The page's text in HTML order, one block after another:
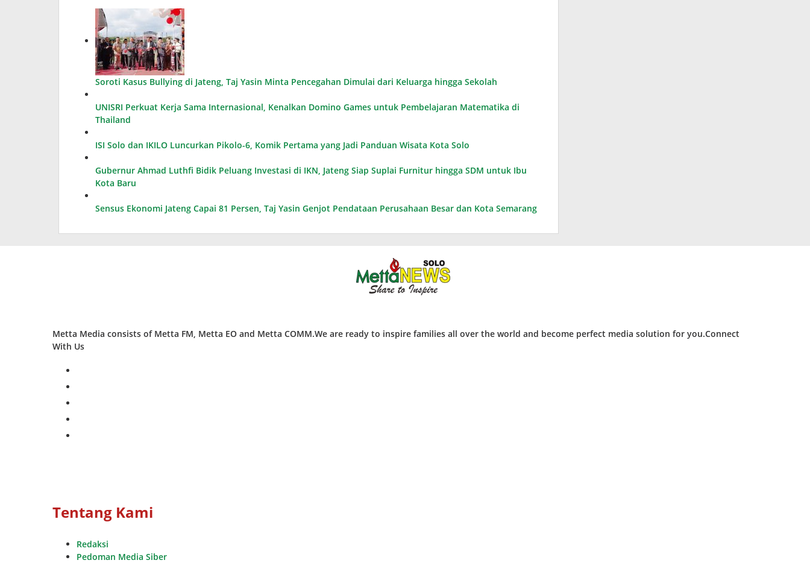
Soroti Kasus Bullying di Jateng, Taj Yasin Minta Pencegahan Dimulai dari Keluarga hingga Sekolah
UNISRI Perkuat Kerja Sama Internasional, Kenalkan Domino Games untuk Pembelajaran Matematika di
Thailand
ISI Solo dan IKILO Luncurkan Pikolo-6, Komik Pertama yang Jadi Panduan Wisata Kota Solo
Gubernur Ahmad Luthfi Bidik Peluang Investasi di IKN, Jateng Siap Suplai Furnitur hingga SDM untuk Ibu
Kota Baru
Sensus Ekonomi Jateng Capai 81 Persen, Taj Yasin Genjot Pendataan Perusahaan Besar dan Kota Semarang
Metta Media consists of Metta FM, Metta EO and Metta COMM.We are ready to inspire families all over the world and become perfect media solution for you.Connect
With Us
Tentang Kami
Redaksi
Pedoman Media Siber